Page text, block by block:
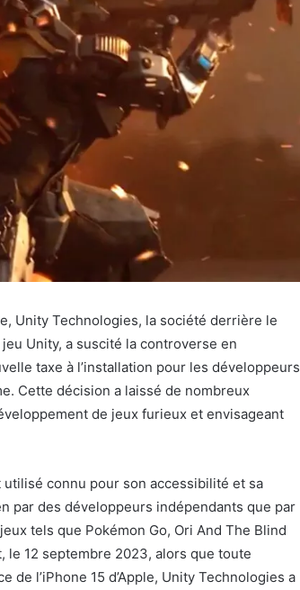
Unity Technologies, la société derrière le
Unity, a suscité la controverse en
taxe à l’installation pour les développeurs
Cette décision a laissé de nombreux
de jeux furieux et envisageant
connu pour son accessibilité et sa
par des développeurs indépendants que par
tels que Pokémon Go, Ori And The Blind
le 12 septembre 2023, alors que toute
de l’iPhone 15 d’Apple, Unity Technologies a